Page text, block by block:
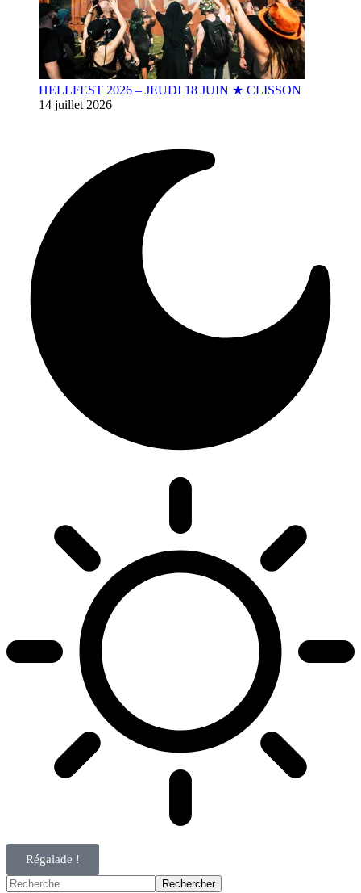
HELLFEST 2026 – JEUDI 18 JUIN ★ CLISSON
14 juillet 2026
Régalade !